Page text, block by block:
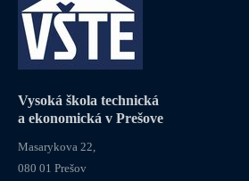
Vysoká škola technická
a ekonomická v Prešove
Masarykova 22,
080 01 Prešov